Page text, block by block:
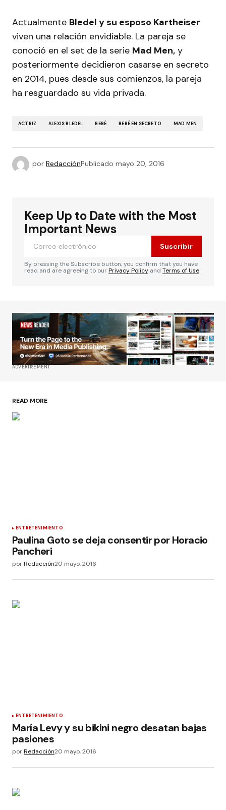
Actualmente Bledel y su esposo Kartheiser
viven una relación envidiable. La pareja se
conoció en el set de la serie Mad Men, y
posteriormente decidieron casarse en secreto
en 2014, pues desde sus comienzos, la pareja
ha resguardado su vida privada.
ACTRIZ ALEXIS BLEDEL BEBÉ BEBÉ EN SECRETO MAD MEN
por RedacciónPublicado mayo 20, 2016
Keep Up to Date with the Most
Important News
Suscribir
By pressing the Subscribe button, you confirm that you have
read and are agreeing to ourPrivacy Policy and Terms of Use
ADVERTISEMENT
READ MORE
ENTRETENIMIENTO
Paulina Goto se deja consentir por Horacio
Pancheri
porRedacción20 mayo, 2016
ENTRETENIMIENTO
María Levy y su bikini negro desatan bajas
pasiones
porRedacción20 mayo, 2016